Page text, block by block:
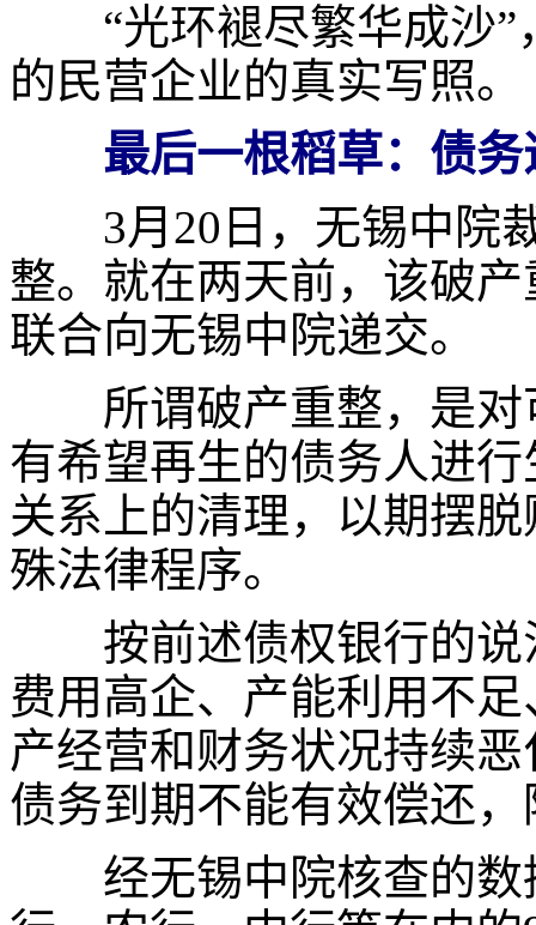
“光环褪尽繁华成沙”
的民营企业的真实写照。
最后一根稻草：债务
3月 20 日，无锡中院
整。就在两天前，该破
联合向无锡中院递交。
所谓破产重整，是对
有希望再生的债务人进
关系上的清理，以期摆
殊法律程序。
按前述债权银行的说
费用高企、产能利用不
产经营和财务状况持续
债务到期不能有效偿还
经无锡中院核查的数